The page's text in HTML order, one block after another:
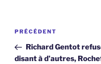
Navigation
l’article
Article
précédent
PRÉCÉDENT
Richard Gentot
disant à d’autres,